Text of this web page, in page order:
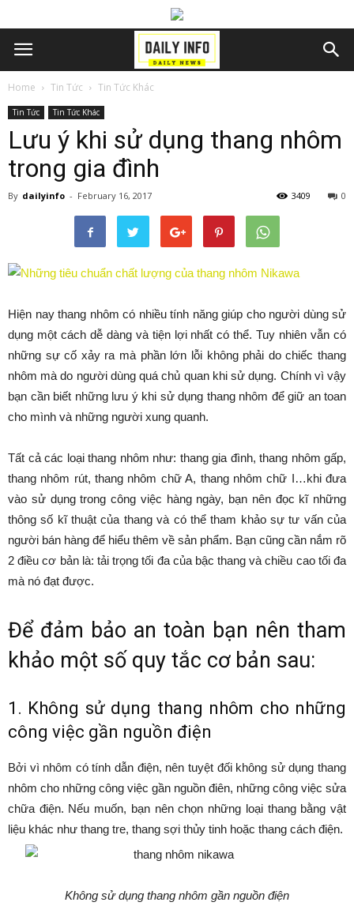
Home Tin Tức Tin Tức Khác
Tin Tức Tin Tức Khác
Lưu ý khi sử dụng thang nhôm
trong gia đình
By dailyinfo - February 16, 2017 0
3409
Hiện nay thang nhôm có nhiều tính năng giúp cho người dùng sử
dụng một cách dễ dàng và tiện lợi nhất có thể. Tuy nhiên vẫn có
những sự cố xảy ra mà phần lớn lỗi không phải do chiếc thang
nhôm mà do người dùng quá chủ quan khi sử dụng. Chính vì vậy
bạn cần biết những lưu ý khi sử dụng thang nhôm để giữ an toan
cho mình và những người xung quanh.
Tất cả các loại thang nhôm như: thang gia đình, thang nhôm gấp,
thang nhôm rút, thang nhôm chữ A, thang nhôm chữ I…khi đưa
vào sử dụng trong công việc hàng ngày, bạn nên đọc kĩ những
thông số kĩ thuật của thang và có thể tham khảo sự tư vấn của
người bán hàng để hiểu thêm về sản phẩm. Bạn cũng cần nắm rõ
2 điều cơ bản là: tải trọng tối đa của bậc thang và chiều cao tối đa
mà nó đạt được.
Để đảm bảo an toàn bạn nên tham
khảo một số quy tắc cơ bản sau:
1. Không sử dụng thang nhôm cho những
công việc gần nguồn điện
Bởi vì nhôm có tính dẫn điện, nên tuyệt đối không sử dụng thang
nhôm cho những công việc gần nguồn điên, những công việc sửa
chữa điện. Nếu muốn, bạn nên chọn những loại thang bằng vật
liệu khác như thang tre, thang sợi thủy tinh hoặc thang cách điện.
Không sử dụng thang nhôm gần nguồn điện